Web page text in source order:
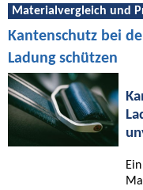
Materialvergleich und
Kantenschutz bei
Ladung schützen